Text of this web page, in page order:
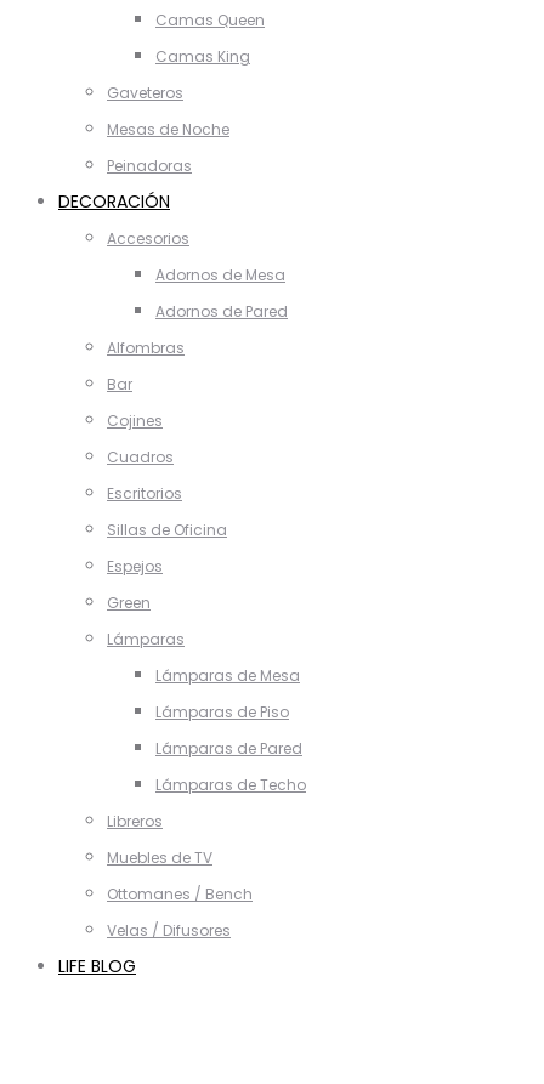
Camas Queen
Camas King
Gaveteros
Mesas de Noche
Peinadoras
DECORACIÓN
Accesorios
Adornos de Mesa
Adornos de Pared
Alfombras
Bar
Cojines
Cuadros
Escritorios
Sillas de Oficina
Espejos
Green
Lámparas
Lámparas de Mesa
Lámparas de Piso
Lámparas de Pared
Lámparas de Techo
Libreros
Muebles de TV
Ottomanes / Bench
Velas / Difusores
LIFE BLOG